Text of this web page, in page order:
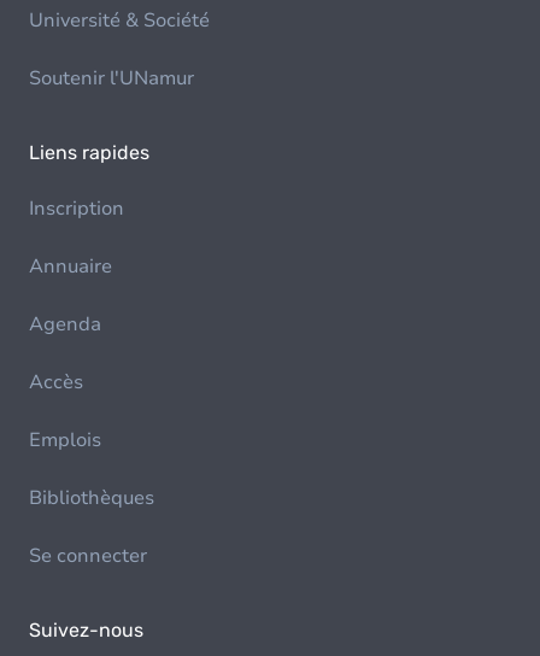
Université & Société
Soutenir l'UNamur
Liens rapides
Inscription
Annuaire
Agenda
Accès
Emplois
Bibliothèques
Se connecter
Suivez-nous